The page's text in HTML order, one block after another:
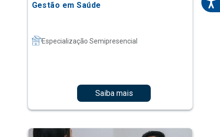
Gestão em Saúde
Especialização Semipresencial
Saiba mais